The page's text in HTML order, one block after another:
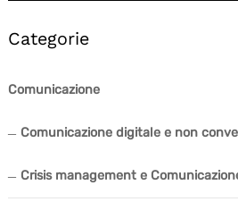
Categorie
Comunicazione
Comunicazione digitale e non
Crisis management e